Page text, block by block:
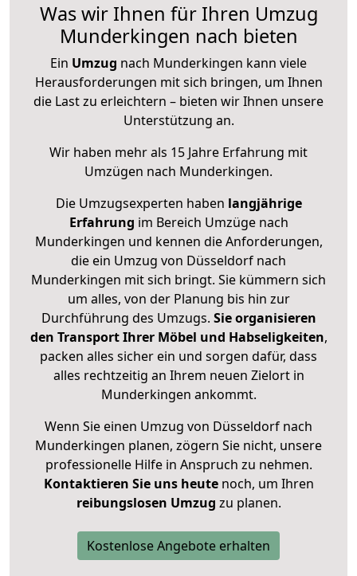
Was wir Ihnen für Ihren Umzug
Munderkingen nach bieten
Ein Umzug nach Munderkingen kann viele
Herausforderungen mit sich bringen, um Ihnen
die Last zu erleichtern – bieten wir Ihnen unsere
Unterstützung an.
Wir haben mehr als 15 Jahre Erfahrung mit
Umzügen nach Munderkingen.
Die Umzugsexperten haben langjährige
Erfahrung im Bereich Umzüge nach
Munderkingen und kennen die Anforderungen,
die ein Umzug von Düsseldorf nach
Munderkingen mit sich bringt. Sie kümmern sich
um alles, von der Planung bis hin zur
Durchführung des Umzugs. Sie organisieren
den Transport Ihrer Möbel und Habseligkeiten,
packen alles sicher ein und sorgen dafür, dass
alles rechtzeitig an Ihrem neuen Zielort in
Munderkingen ankommt.
Wenn Sie einen Umzug von Düsseldorf nach
Munderkingen planen, zögern Sie nicht, unsere
professionelle Hilfe in Anspruch zu nehmen.
Kontaktieren Sie uns heutenoch, um Ihren
reibungslosen Umzug zu planen.
Kostenlose Angebote erhalten